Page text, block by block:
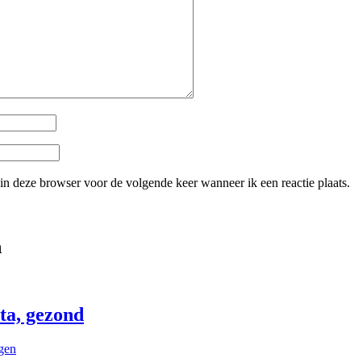
deze browser voor de volgende keer wanneer ik een reactie plaats.
gezond